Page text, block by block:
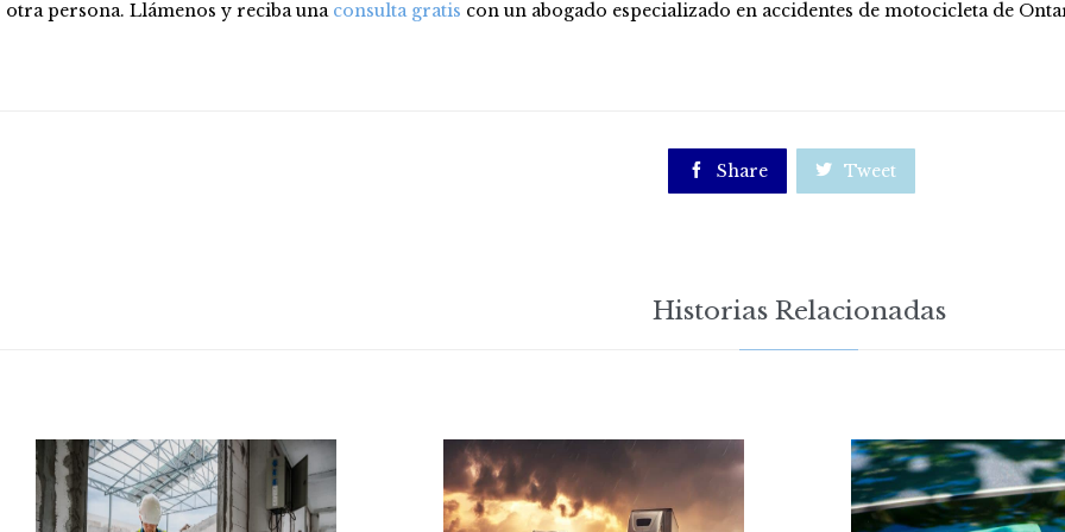
otra persona. Llámenos y reciba una consulta gratis con un abogado especializado en accidentes de motocicleta de
 Share  Tweet
Historias Relacionadas